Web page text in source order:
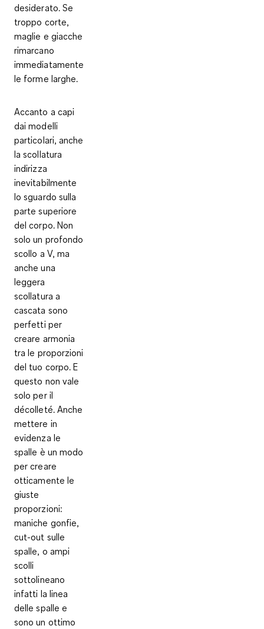
desiderato. Se
troppo corte,
maglie e giacche
rimarcano
immediatamente
le forme larghe.
Accanto a capi
dai modelli
particolari, anche
la scollatura
indirizza
inevitabilmente
lo sguardo sulla
parte superiore
del corpo. Non
solo un profondo
scollo a V, ma
anche una
leggera
scollatura a
cascata sono
perfetti per
creare armonia
tra le proporzioni
del tuo corpo. E
questo non vale
solo per il
décolleté. Anche
mettere in
evidenza le
spalle è un modo
per creare
otticamente le
giuste
proporzioni:
maniche gonfie,
cut-out sulle
spalle, o ampi
scolli
sottolineano
infatti la linea
delle spalle e
sono un ottimo